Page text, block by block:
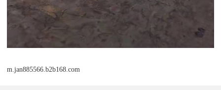
m.jan885566.b2b168.com